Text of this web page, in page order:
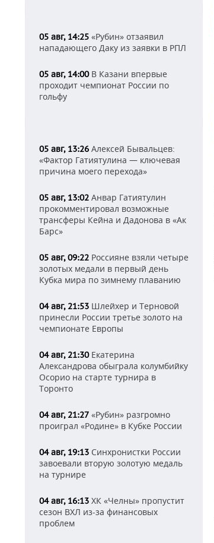
05 авг, 14:25 «Рубин» отзаявил
нападающего Даку из заявки в РПЛ
05 авг, 14:00В Казани впервые
проходит чемпионат России по
гольфу
05 авг, 13:26 Алексей Бывальцев:
«Фактор Гатиятулина — ключевая
причина моего перехода»
05 авг, 13:02 Анвар Гатиятулин
прокомментировал возможные
трансферы Кейна и Дадонова в «Ак
Барс»
05 авг, 09:22 Россияне взяли четыре
золотых медали в первый день
Кубка мира по зимнему плаванию
04 авг, 21:53 Шлейхер и Терновой
принесли России третье золото на
чемпионате Европы
04 авг, 21:30Екатерина
Александрова обыграла колумбийку
Осорио на старте турнира в
Торонто
04 авг, 21:27 «Рубин» разгромно
проиграл «Родине» в Кубке России
04 авг, 19:13 Синхронистки России
завоевали вторую золотую медаль
на турнире
04 авг, 16:13 ХК «Челны» пропустит
сезон ВХЛ из-за финансовых
проблем